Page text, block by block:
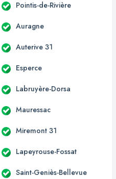
Pointis-de-Rivière
Auragne
Auterive 31
Esperce
Labruyère-Dorsa
Mauressac
Miremont 31
Lapeyrouse-Fossat
Saint-Geniès-Bellevue